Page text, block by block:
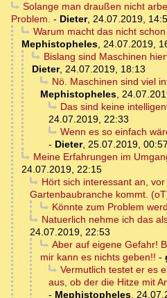
Solange man draußen nicht
Problem. - Dieter, 24.07.2019,
Warum macht das nicht
Mephistopheles, 24.07.2019,
Bislang sind Maschinen
Dieter, 24.07.2019, 18:13
Nö. Maschinen sind viel
Mephistopheles,
Das sind keine
24.07.2019, 22:33
Wenn es so einfach
- Dieter, 25.07.2019, 00:57
Meine Erfahrungen im
24.07.2019, 22:15
Hört sich interessant an,
Gartenbaubranche kommt.
Könnte zum Problem
Natuerlich nehme ich das
24.07.2019, 22:53
Aber auf eigene Gefahr!
mir kann es nichts geben!! -
Vermutlich testet er es
aus, ob der die Hitze mit
- Mephistopheles,